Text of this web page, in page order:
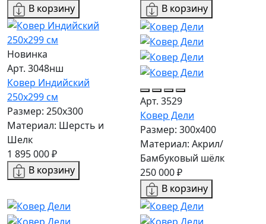
В корзину
В корзину
Новинка
Арт. 3048нш
Ковер Индийский
250x299 см
Размер: 250x300
Материал: Шерсть и
Шелк
1 895 000 ₽
В корзину
Арт. 3529
Ковер Дели
Размер: 300х400
Материал: Акрил/
Бамбуковый шёлк
250 000 ₽
В корзину